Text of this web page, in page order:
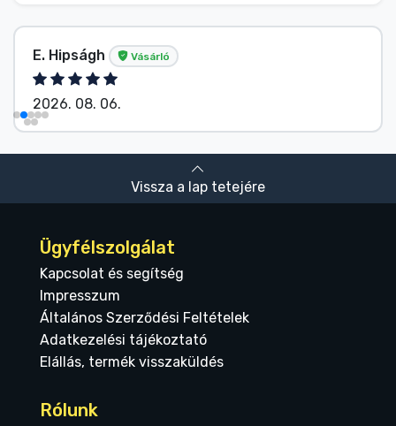
E. Hipságh Vásárló
2026. 08. 06.
Vissza a lap tetejére
Ügyfélszolgálat
Kapcsolat és segítség
Impresszum
Általános Szerződési Feltételek
Adatkezelési tájékoztató
Elállás, termék visszaküldés
Rólunk